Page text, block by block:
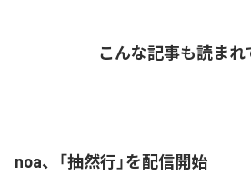
こんな記事も読まれ
noa、「抽然行」を配信開始